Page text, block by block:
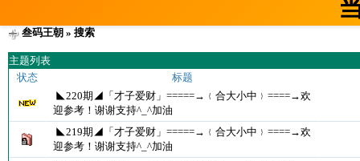
叁码王朝 » 搜索
主题列表
状态
标题
◣220期◢「才子爱财」=====→﹛合大小中﹜====→欢
迎参考！谢谢支持^_^加油
◣219期◢「才子爱财」=====→﹛合大小中﹜====→欢
迎参考！谢谢支持^_^加油